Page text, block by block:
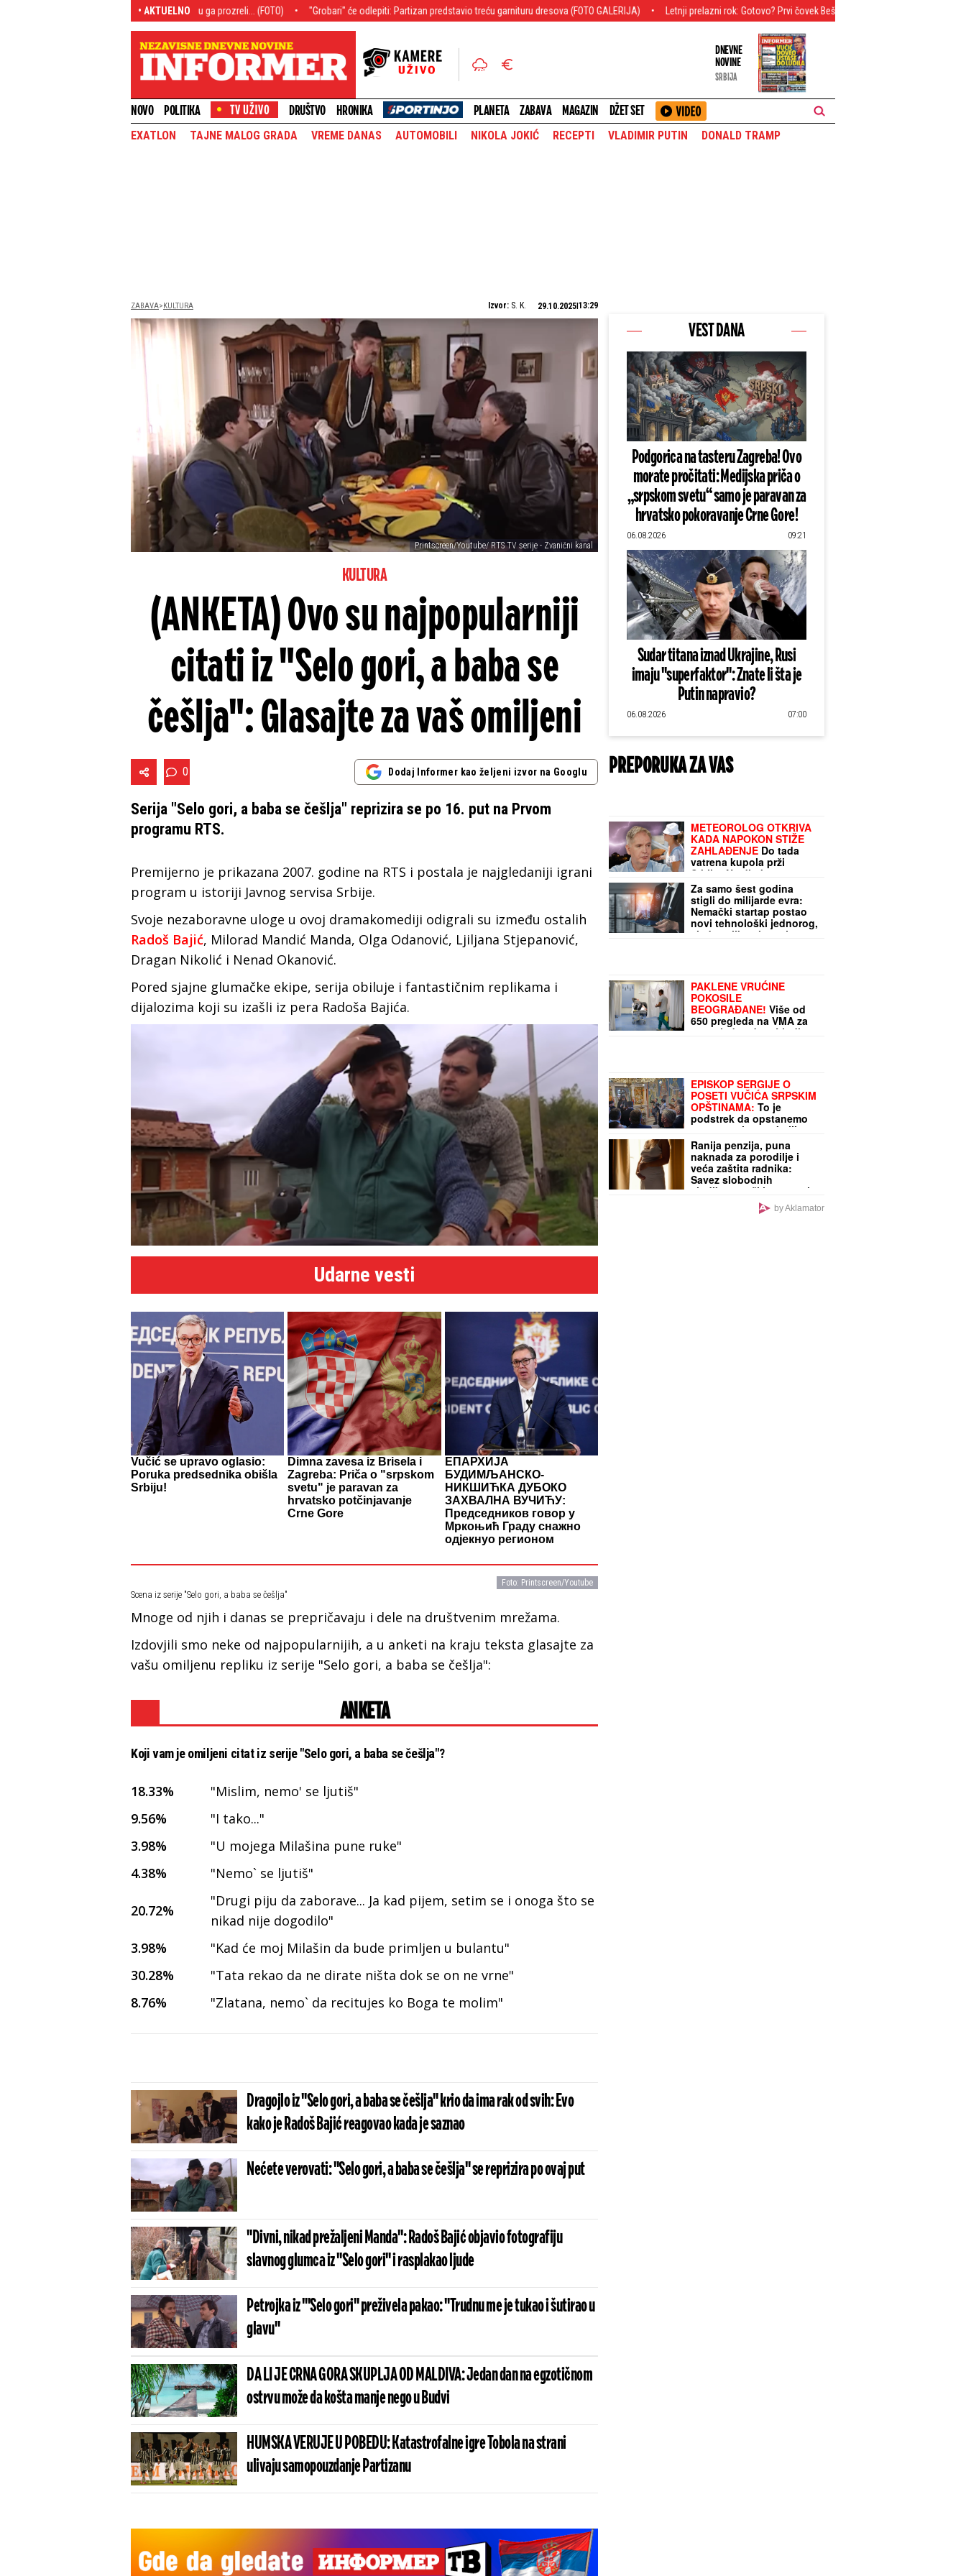
• AKTUELNO
- Pred brodolomom je, svi su ga prozreli... (FOTO) "Grobari" će odlepiti: Partizan predstavio treću garnituru dresova (FOTO GALERIJA) Letnji prelazni rok: Gotovo? Prvi čovek Bešiktaša otkrio istinu o Vlahoviću, Hrvatu 5
DNEVNE
NOVINE
SRBIJA
NOVO POLITIKA DRUŠTVO HRONIKA PLANETA ZABAVA MAGAZIN DŽET SET
EXATLON TAJNE MALOG GRADA VREME DANAS AUTOMOBILI NIKOLA JOKIĆ RECEPTI VLADIMIR PUTIN DONALD TRAMP
ZABAVA KULTURA Izvor: S. K. 29.10.2025 13:29
Printscreen/Youtube/ RTS TV serije - Zvanični kanal
KULTURA
(ANKETA) Ovo su najpopularniji
citati iz "Selo gori, a baba se
češlja": Glasajte za vaš omiljeni
0 Dodaj Informer kao željeni izvor na Googlu
Serija "Selo gori, a baba se češlja" reprizira se po 16. put na Prvom
programu RTS.
Premijerno je prikazana 2007. godine na RTS i postala je najgledaniji igrani
program u istoriji Javnog servisa Srbije.
Svoje nezaboravne uloge u ovoj dramakomediji odigrali su između ostalih
Radoš Bajić, Milorad Mandić Manda, Olga Odanović, Ljiljana Stjepanović,
Dragan Nikolić i Nenad Okanović.
Pored sjajne glumačke ekipe, serija obiluje i fantastičnim replikama i
dijalozima koji su izašli iz pera Radoša Bajića.
Udarne vesti
Vučić se upravo oglasio:
Poruka predsednika obišla
Srbiju!
Dimna zavesa iz Brisela i
Zagreba: Priča o "srpskom
svetu" je paravan za
hrvatsko potčinjavanje
Crne Gore
ЕПАРХИЈА
БУДИМЉАНСКО-
НИКШИЋКА ДУБОКО
ЗАХВАЛНА ВУЧИЋУ:
Председников говор у
Мркоњић Граду снажно
одјекнуо регионом
Foto: Printscreen/Youtube
Scena iz serije "Selo gori, a baba se češlja"
Mnoge od njih i danas se prepričavaju i dele na društvenim mrežama.
Izdovjili smo neke od najpopularnijih, a u anketi na kraju teksta glasajte za
vašu omiljenu repliku iz serije "Selo gori, a baba se češlja":
ANKETA
Koji vam je omiljeni citat iz serije "Selo gori, a baba se češlja"?
18.33%
"Mislim, nemo' se ljutiš"
9.56%
"I tako..."
3.98%
"U mojega Milašina pune ruke"
4.38%
"Nemo` se ljutiš"
20.72%
"Drugi piju da zaborave... Ja kad pijem, setim se i onoga što se
nikad nije dogodilo"
3.98%
"Kad će moj Milašin da bude primljen u bulantu"
30.28%
"Tata rekao da ne dirate ništa dok se on ne vrne"
8.76%
"Zlatana, nemo` da recitujes ko Boga te molim"
Dragojlo iz "Selo gori, a baba se češlja" krio da ima rak od svih: Evo
kako je Radoš Bajić reagovao kada je saznao
Nećete verovati: "Selo gori, a baba se češlja" se reprizira po ovaj put
"Divni, nikad prežaljeni Manda": Radoš Bajić objavio fotografiju
slavnog glumca iz "Selo gori" i rasplakao ljude
Petrojka iz "'Selo gori" preživela pakao: "Trudnu me je tukao i šutirao u
glavu"
DA LI JE CRNA GORA SKUPLJA OD MALDIVA: Jedan dan na egzotičnom
ostrvu može da košta manje nego u Budvi
HUMSKA VERUJE U POBEDU: Katastrofalne igre Tobola na strani
ulivaju samopouzdanje Partizanu
VEST DANA
Podgorica na tasteru Zagreba! Ovo
morate pročitati: Medijska priča o
„srpskom svetu“ samo je paravan za
hrvatsko pokoravanje Crne Gore!
06.08.2026 09:21
Sudar titana iznad Ukrajine, Rusi
imaju "superfaktor": Znate li šta je
Putin napravio?
06.08.2026 07:00
PREPORUKA ZA VAS
METEOROLOG OTKRIVA
KADA NAPOKON STIŽE
ZAHLAĐENJE Do tada
vatrena kupola prži
Srbiju: Na direktnom
suncu čeka nas JEZIVIH
48 STEPENI
Za samo šest godina
stigli do milijarde evra:
Nemački startap postao
novi tehnološki jednorog,
slede velika ulaganja
PAKLENE VRUĆINE
POKOSILE
BEOGRAĐANE! Više od
650 pregleda na VMA za
samo jedan dan: Ljudi
EPISKOP SERGIJE O
POSETI VUČIĆA SRPSKIM
OPŠTINAMA: To je
podstrek da opstanemo
na prostorima sa kojih
smo prognani 1995.
Ranija penzija, puna
naknada za porodilje i
veća zaštita radnika:
Savez slobodnih
sindikata traži izmene tri
by Aklamator